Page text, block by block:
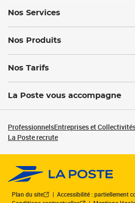
Nos Services
Nos Produits
Nos Tarifs
La Poste vous accompagne
ProfessionnelsEntreprises et
La Poste recrute
Plan du site
Accessibilité : partiellement